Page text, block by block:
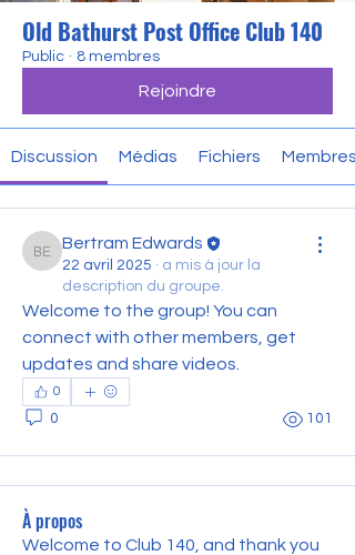
Old Bathurst Post Office Club 140
Public · 8 membres
Rejoindre
Discussion Médias Fichiers Membres
Bertram Edwards
Bertram Edwards
22 avril 2025 · a mis à jour la
description du groupe.
Welcome to the group! You can
connect with other members, get
updates and share videos.
0
0 101
À propos
Welcome to Club 140, and thank you